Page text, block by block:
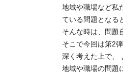
地域や職場など私
ている問題となる
そんな時は、問題
そこで今回は第2
深く考えた上で、
地域や職場の問題